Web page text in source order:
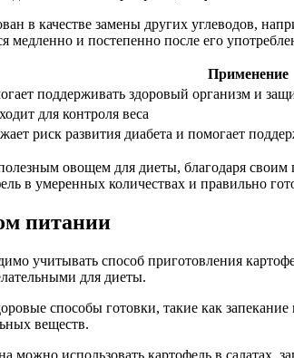
в качестве замены других углеводов,
медленно и постепенно после его
Применение
поддерживать здоровый организм и
для контроля веса
риск развития диабета и помогает
овощем для диеты, благодаря
в умеренных количествах и правильно
питании
учитывать способ приготовления
для диеты.
способы готовки, такие как
веществ.